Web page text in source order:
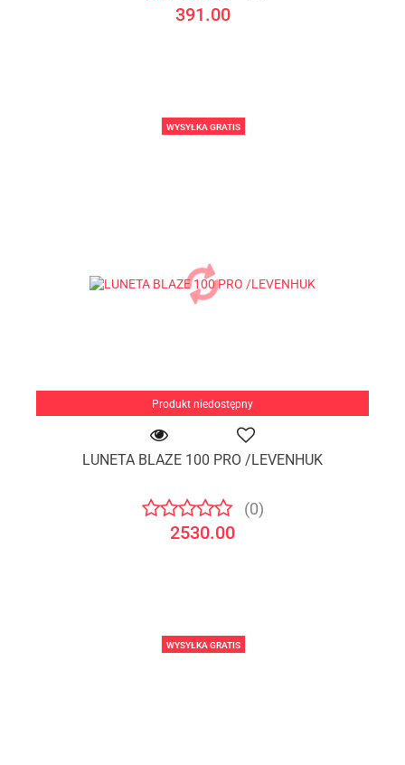
391.00
WYSYŁKA GRATIS
Produkt niedostępny
LUNETA BLAZE 100 PRO /LEVENHUK
(0)
2530.00
WYSYŁKA GRATIS